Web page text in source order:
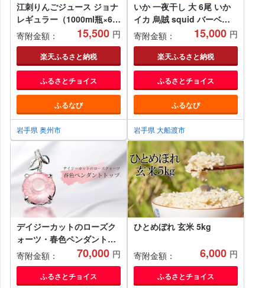
江刺りんごジュース ジョナ
レギュラー（1000ml瓶×6
本）江刺産ジョナゴールド
使用 ストレート果汁100％
[A0046]
寄附金額： 15,500 円
楽天ふるさと納税
ふるさとチョイス
ふるなび
岩手県 奥州市
いか 一夜干し 大 6尾 いか
イカ 烏賊 squid バーベキ
ュー BBQ 炙り 炙り焼き 夕
飯 おかず おつまみ 晩酌 海
産物 海鮮 魚介 魚介類 大船
渡 三陸 岩手県 国産
寄附金額： 15,000 円
楽天ふるさと納税
ふるさとチョイス
ふるなび
岩手県 大船渡市
デイジーカットのローズク
ォーツ・春色ペンダントト
ップ
寄附金額： 70,000 円
ふるさとチョイス
ひとめぼれ 玄米 5kg
寄附金額： 6,000 円
ふるさとチョイス